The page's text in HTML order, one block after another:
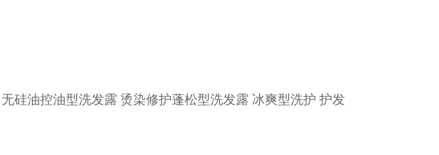
无硅油控油型洗发露 烫染修护蓬松型洗发露 冰爽型洗护 护发